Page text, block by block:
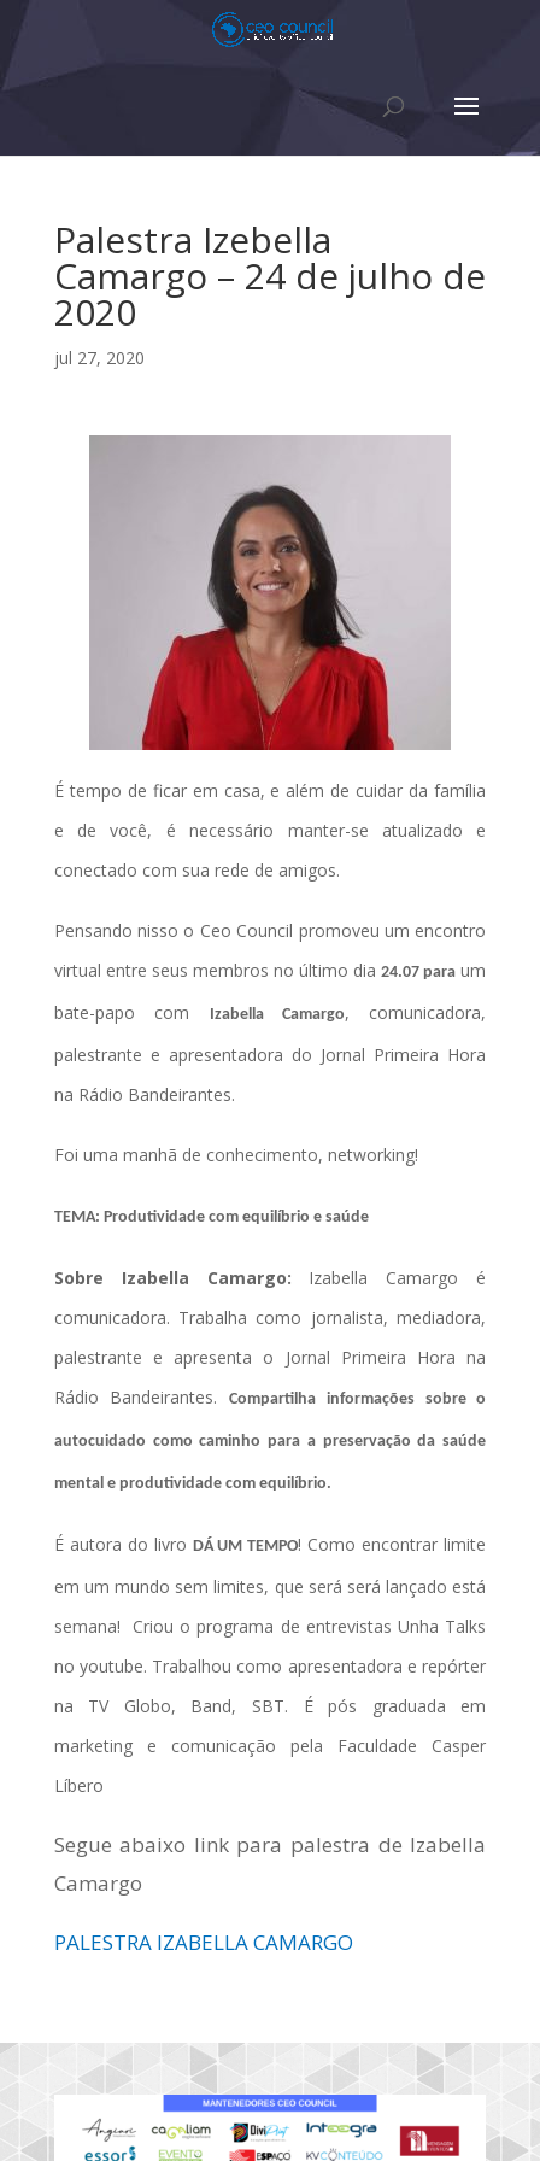
Palestra Izebella
Camargo – 24 de julho de
2020
jul 27, 2020
É tempo de ficar em casa, e além de cuidar da família
e de você, é necessário manter-se atualizado e
conectado com sua rede de amigos.
Pensando nisso o Ceo Council promoveu um encontro
virtual entre seus membros no último dia24.07 para um
bate-papo com
Izabella Camargo, comunicadora,
palestrante e apresentadora do Jornal Primeira Hora
na Rádio Bandeirantes.
Foi uma manhã de conhecimento, networking!
TEMA: Produtividade com equilíbrio e saúde
Sobre Izabella Camargo: Izabella Camargo é
comunicadora. Trabalha como jornalista, mediadora,
palestrante e apresenta o Jornal Primeira Hora na
Rádio Bandeirantes.Compartilha informações sobre o
autocuidado como caminho para a preservação da saúde
mental e produtividade com equilíbrio.
É autora do livro DÁ UM TEMPO! Como encontrar limite
em um mundo sem limites, que será será lançado está
semana! Criou o programa de entrevistas Unha Talks
no youtube. Trabalhou como apresentadora e repórter
na TV Globo, Band, SBT. É pós graduada em
marketing e comunicação pela Faculdade Casper
Líbero
Segue abaixo link para palestra de Izabella
Camargo
PALESTRA IZABELLA CAMARGO